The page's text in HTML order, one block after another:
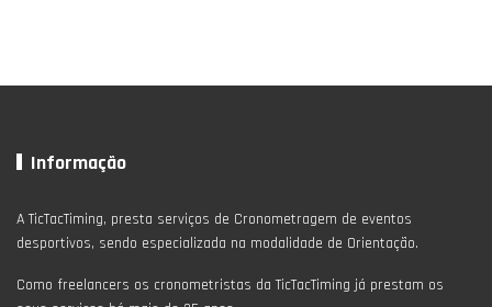
Informação
A TicTacTiming, presta serviços de Cronometragem de eventos
desportivos, sendo especializada na modalidade de Orientação.
Como freelancers os cronometristas da TicTacTiming já prestam os